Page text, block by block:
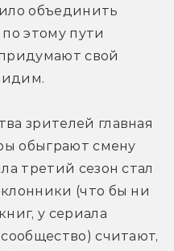
объединить
этому пути
свой
зрителей главная
обыграют смену
третий сезон стал
(что бы ни
у сериала
считают,